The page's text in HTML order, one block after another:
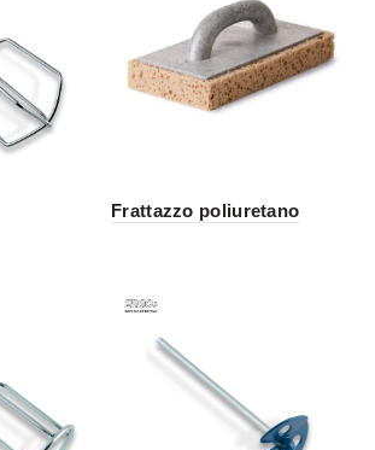
Frattazzo poliuretano